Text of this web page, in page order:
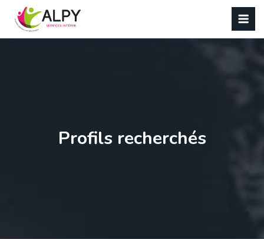
Profils recherchés
Panneau de gestion des cookies